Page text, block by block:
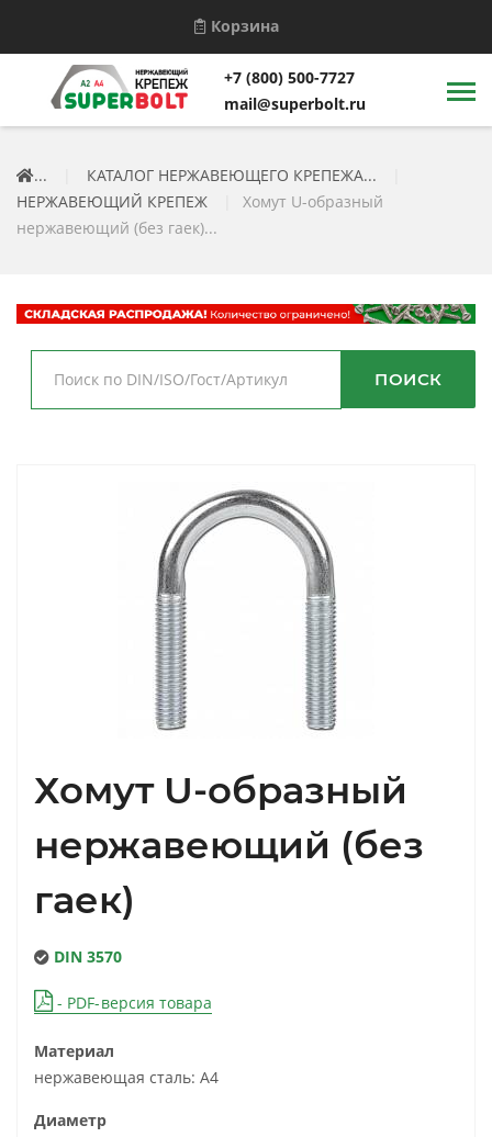
Корзина
+7 (800) 500-7727
mail@superbolt.ru
... КАТАЛОГ НЕРЖАВЕЮЩЕГО КРЕПЕЖА...
НЕРЖАВЕЮЩИЙ КРЕПЕЖ
Хомут U-образный
нержавеющий (без гаек)...
ПОИСК
Хомут U-образный
нержавеющий (без
гаек)
DIN 3570
- PDF-версия товара
Материал
нержавеющая сталь: А4
Диаметр